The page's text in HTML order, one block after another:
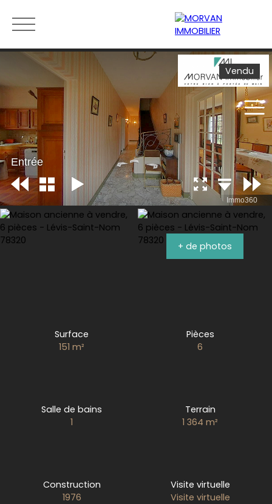
Menu
Estimation 0189279400
Vendu
+ de photos
Surface
151m²
Pièces
6
Salle de bains
1
Terrain
1 364m²
Construction
1976
Visite virtuelle
Visite virtuelle